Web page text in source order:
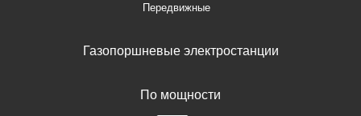
Передвижные
Газопоршневые электростанции
По мощности